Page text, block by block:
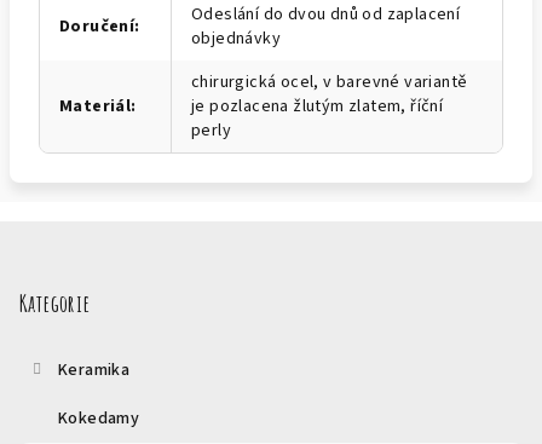
Doručení:
Odeslání do dvou dnů od zaplacení
objednávky
Materiál:
chirurgická ocel, v barevné variantě
je pozlacena žlutým zlatem, říční
perly
Kategorie
Keramika
Kokedamy